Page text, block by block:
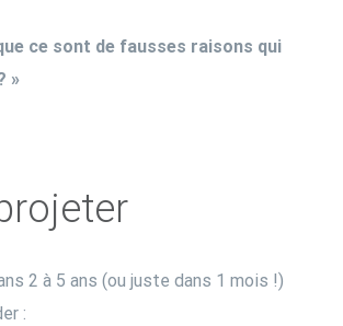
ce sont de fausses raisons qui
»
2 à 5 ans (ou juste dans 1 mois !)
: